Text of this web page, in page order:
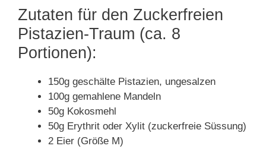
Zutaten für den Zuckerfreien
Pistazien-Traum (ca. 8
Portionen):
150g geschälte Pistazien, ungesalzen
100g gemahlene Mandeln
50g Kokosmehl
50g Erythrit oder Xylit (zuckerfreie Süssung)
2 Eier (Größe M)